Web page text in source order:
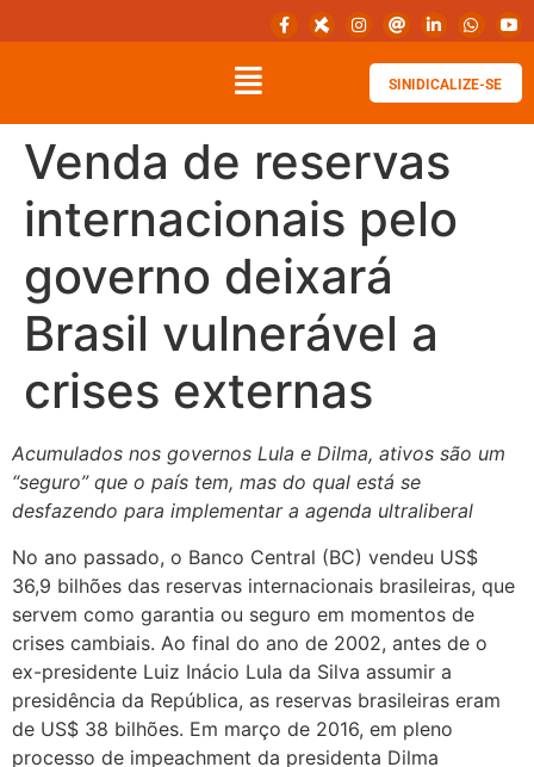
SINIDICALIZE-SE
Venda de reservas
internacionais pelo
governo deixará
Brasil vulnerável a
crises externas
Acumulados nos governos Lula e Dilma, ativos são um
“seguro” que o país tem, mas do qual está se
desfazendo para implementar a agenda ultraliberal
No ano passado, o Banco Central (BC) vendeu US$
36,9 bilhões das reservas internacionais brasileiras, que
servem como garantia ou seguro em momentos de
crises cambiais. Ao final do ano de 2002, antes de o
ex-presidente Luiz Inácio Lula da Silva assumir a
presidência da República, as reservas brasileiras eram
de US$ 38 bilhões. Em março de 2016, em pleno
processo de impeachment da presidenta Dilma